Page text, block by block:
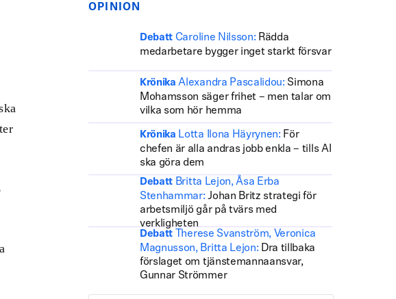
OPINION
Debatt Caroline Nilsson: Rädda
medarbetare bygger inget starkt försvar
Krönika Alexandra Pascalidou: Simona
Mohamsson säger frihet – men talar om
vilka som hör hemma
Krönika Lotta Ilona Häyrynen: För
chefen är alla andras jobb enkla – tills AI
ska göra dem
Debatt Britta Lejon, Åsa Erba
Stenhammar: Johan Britz strategi för
arbetsmiljö går på tvärs med
verkligheten
Debatt Therese Svanström, Veronica
Magnusson, Britta Lejon: Dra tillbaka
förslaget om tjänstemannaansvar,
Gunnar Strömmer